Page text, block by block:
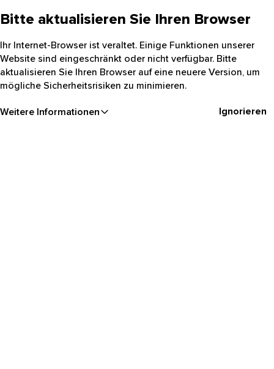
Bitte aktualisieren Sie Ihren Browser
Ihr Internet-Browser ist veraltet. Einige Funktionen unserer
Website sind eingeschränkt oder nicht verfügbar. Bitte
aktualisieren Sie Ihren Browser auf eine neuere Version, um
mögliche Sicherheitsrisiken zu minimieren.
Weitere Informationen Ignorieren